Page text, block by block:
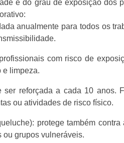
e do grau de exposição dos
anualmente para todos os
com risco de
e limpeza.
ser reforçada a cada 10 anos.
ou atividades de risco físico.
protege também
ou grupos vulneráveis.